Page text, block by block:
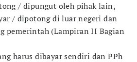
/ dipungut oleh pihak lain,
/ dipotong di luar negeri dan
pemerintah (Lampiran II Bagian
harus dibayar sendiri dan PPh